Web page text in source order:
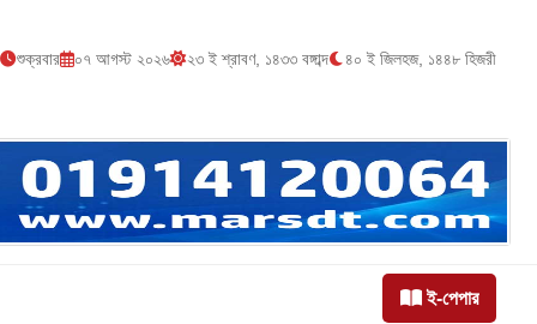
শুক্রবার ০৭ আগস্ট ২০২৬ ২৩ ই শ্রাবণ, ১৪৩৩ বঙ্গাব্দ ৪০ ই জিলহজ, ১৪৪৮ হিজরী
ই-পেপার